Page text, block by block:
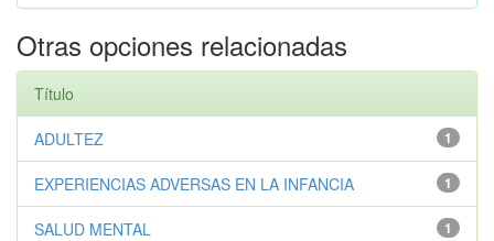
Otras opciones relacionadas
Título
1
ADULTEZ
1
EXPERIENCIAS ADVERSAS EN LA INFANCIA
1
SALUD MENTAL